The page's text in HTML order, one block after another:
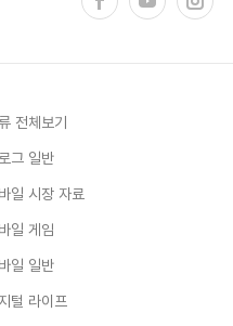
전체보기
그 일반
일 시장 자료
일 게임
일 일반
털 라이프